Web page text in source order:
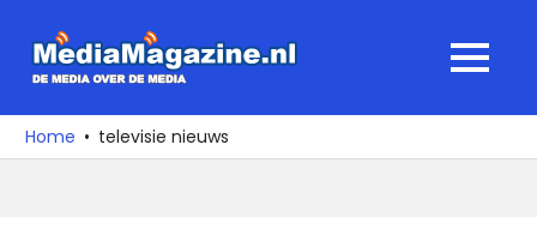
naar
media
over
MENU
Home televisie nieuws